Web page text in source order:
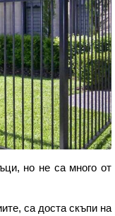
но не са много от
са доста скъпи на